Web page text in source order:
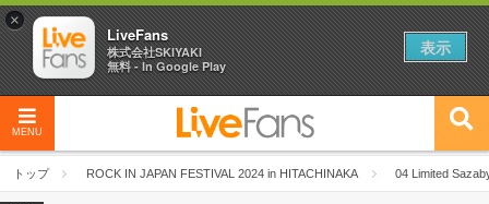
MENU
トップ ROCK IN JAPAN FESTIVAL 2024 in HITACHINAKA 04 Limited
2026
04/27
2026
【ライブ動員ランキング】2026年上半期編発表！
×
LiveFans
株式会社SKIYAKI
無料 - In Google Play
表示